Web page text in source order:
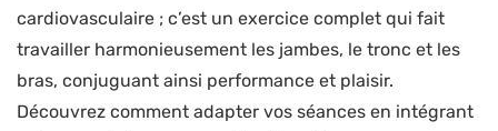
cardiovasculaire ; c’est un exercice complet qui fait
travailler harmonieusement les jambes, le tronc et les
bras, conjuguant ainsi performance et plaisir.
Découvrez comment adapter vos séances en intégrant